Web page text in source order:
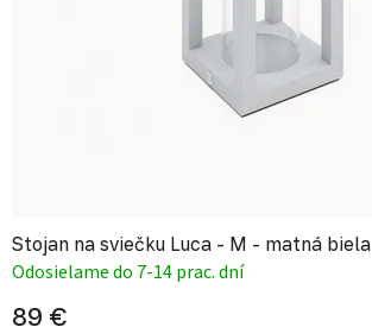
Stojan na sviečku Luca - M - matná biela
Odosielame do 7-14 prac. dní
89 €